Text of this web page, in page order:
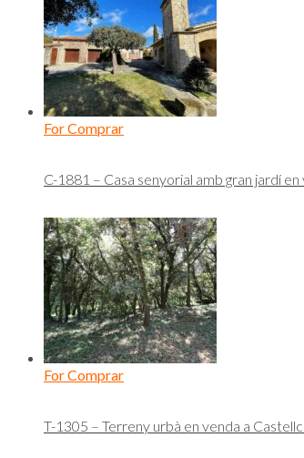
For Comprar
C-1881 – Casa senyorial amb gran jardí
For Comprar
T-1305 – Terreny urbà en venda a